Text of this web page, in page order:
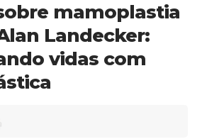
mamoplastia
Landecker:
vidas com